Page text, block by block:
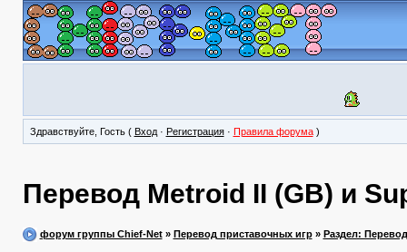
Здравствуйте, Гость ( Вход· Регистрация· Правила форума)
Перевод Metroid II (GB) и
форум группы Chief-Net» Перевод приставочных игр» Раздел: